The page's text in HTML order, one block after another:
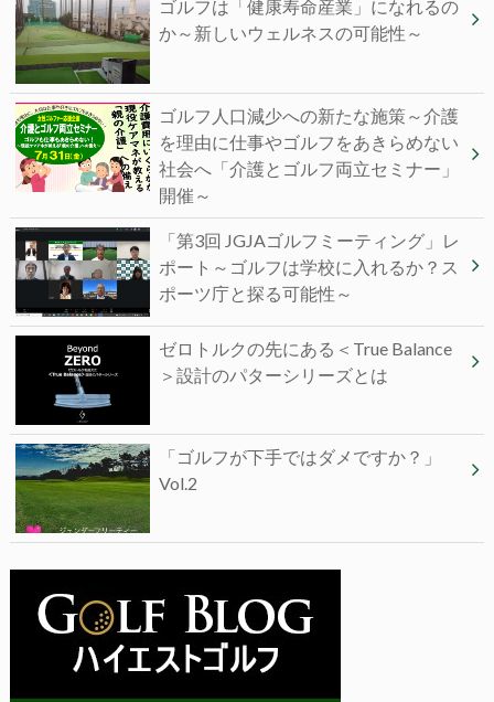
ゴルフは「健康寿命産業」になれるの
か～新しいウェルネスの可能性～
ゴルフ人口減少への新たな施策～介護
を理由に仕事やゴルフをあきらめない
社会へ「介護とゴルフ両立セミナー」
開催～
「第3回 JGJAゴルフミーティング」レ
ポート～ゴルフは学校に入れるか？ス
ポーツ庁と探る可能性～
ゼロトルクの先にある＜True Balance
＞設計のパターシリーズとは
「ゴルフが下手ではダメですか？」
Vol.2